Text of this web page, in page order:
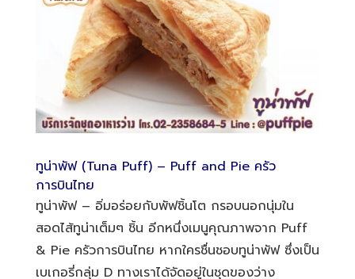
ทูน่าพัฟ (Tuna Puff) – Puff and Pie ครัว
การบินไทย
ทูน่าพัฟ – อิ่มอร่อยกับพัฟชิ้นโต กรอบนอกนุ่มใน
สอดไส้ทูน่าเต็มๆ ชิ้น อีกหนึ่งเมนูคุณภาพจาก Puff
& Pie ครัวการบินไทย หากใครชื่นชอบทูน่าพัฟ ซึ่งเป็น
เบเกอรี่กลุ่ม D ทางเราได้จัดอยู่ในชุดของว่าง